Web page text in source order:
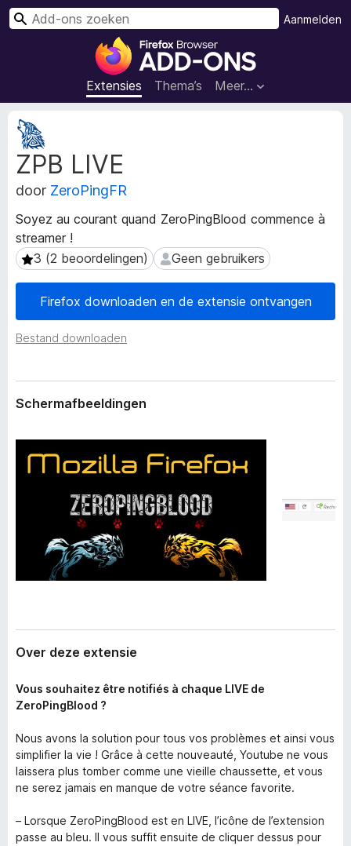
A
d
d
-
o
F
i
e
B
w
s
r
Extensies Thema’s Meer…
Aanmelden
Z
ZPB LIVE
door ZeroPingFR
Soyez au courant quand ZeroPingBlood commence à
streamer !
3 (2 beoordelingen)
3 (2 beoordelingen) Geen gebruikers
Geen gebruikers
Firefox downloaden en de extensie ontvangen
Bestand downloaden
M
e
t
a
g
g
e
v
e
v
a
t
n
Schermafbeeldingen
Over deze extensie
Vous souhaitez être notifiés à chaque LIVE de
ZeroPingBlood ?
Nous avons la solution pour tous vos problèmes et ainsi vous
simplifier la vie ! Grâce à cette nouveauté, Youtube ne vous
laissera plus tomber comme une vieille chaussette, et vous
ne serez jamais en manque de votre séance favorite.
– Lorsque ZeroPingBlood est en LIVE, l’icône de l’extension
passe au bleu. Il vous suffit ensuite de cliquer dessus pour